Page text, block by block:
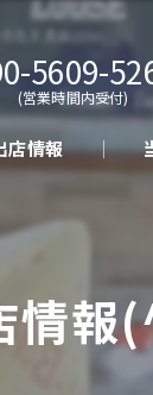
5609-
(営業時間内受付)
店情報
さ
情